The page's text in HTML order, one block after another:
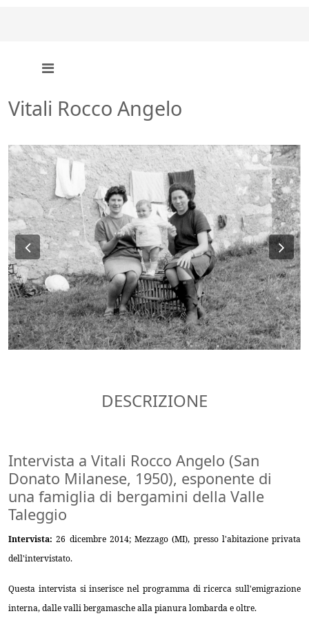
Vitali Rocco Angelo
Previous
DESCRIZIONE
Intervista a Vitali Rocco Angelo (San
Donato Milanese, 1950), esponente di
una famiglia di bergamini della Valle
Taleggio
Intervista:26 dicembre 2014; Mezzago (MI), presso l'abitazione privata
dell'intervistato.
Questa intervista si inserisce nel programma di ricerca sull'emigrazione
interna, dalle valli bergamasche alla pianura lombarda e oltre.